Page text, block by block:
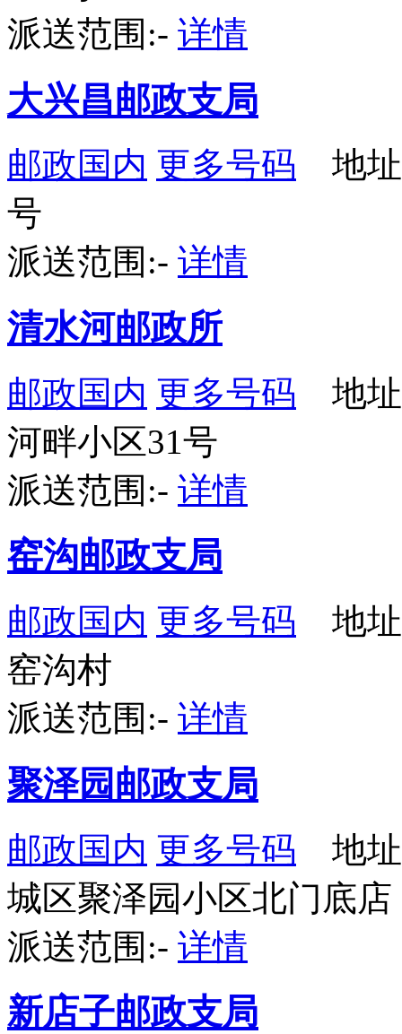
派送范围:- 详情
大兴昌邮政支局
邮政国内 更多号码 地址
号
派送范围:- 详情
清水河邮政所
邮政国内 更多号码 地址
河畔小区31号
派送范围:- 详情
窑沟邮政支局
邮政国内 更多号码 地址
窑沟村
派送范围:- 详情
聚泽园邮政支局
邮政国内 更多号码 地址
城区聚泽园小区北门底店
派送范围:- 详情
新店子邮政支局